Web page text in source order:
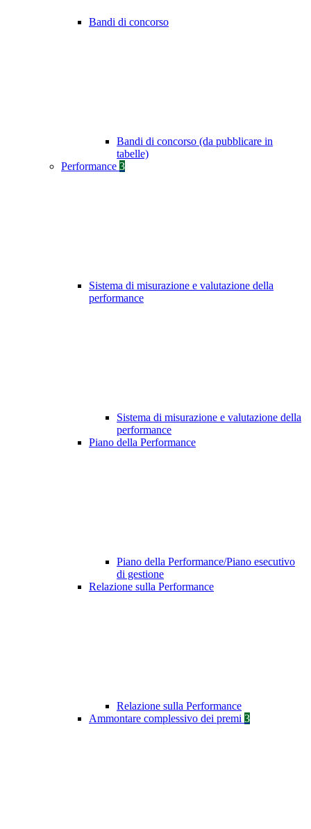
Bandi di concorso
Bandi di concorso (da pubblicare in
tabelle)
Performance 3
Sistema di misurazione e valutazione della
performance
Sistema di misurazione e valutazione della
performance
Piano della Performance
Piano della Performance/Piano esecutivo
di gestione
Relazione sulla Performance
Relazione sulla Performance
Ammontare complessivo dei premi 3